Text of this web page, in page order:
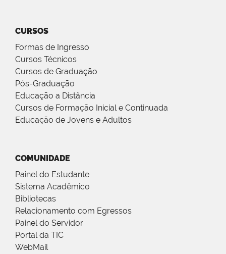
CURSOS
Formas de Ingresso
Cursos Técnicos
Cursos de Graduação
Pós-Graduação
Educação a Distância
Cursos de Formação Inicial e Continuada
Educação de Jovens e Adultos
COMUNIDADE
Painel do Estudante
Sistema Acadêmico
Bibliotecas
Relacionamento com Egressos
Painel do Servidor
Portal da TIC
WebMail